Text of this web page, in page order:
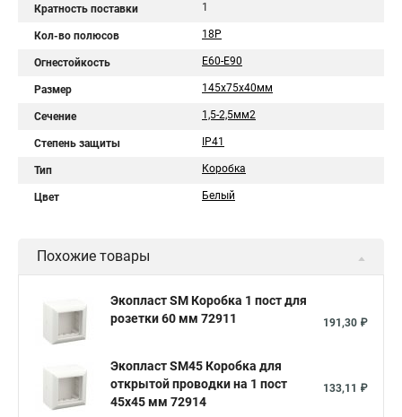
Кратность поставки 1
Кол-во полюсов 18Р
Огнестойкость E60-E90
Размер 145х75х40мм
Сечение 1,5-2,5мм2
Степень защиты IP41
Тип Коробка
Цвет Белый
Похожие товары
Экопласт SM Коробка 1 пост для
розетки 60 мм 72911
191,30 ₽
Экопласт SM45 Коробка для
открытой проводки на 1 пост
45х45 мм 72914
133,11 ₽